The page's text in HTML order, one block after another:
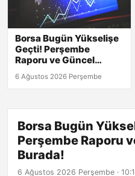
Borsa Bugün Yükselişe
Geçti! Perşembe
Raporu ve Güncel
6 Ağustos 2026 Perşembe
Borsa Bugün
Perşembe Raporu
Burada!
6 Ağustos 2026 Perşembe ·